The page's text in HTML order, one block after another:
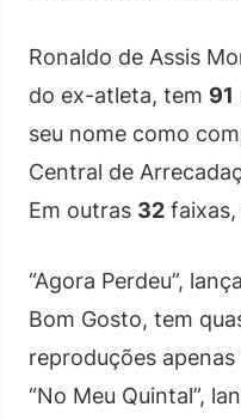
Ronaldo de Assis
do ex-atleta, tem 91
seu nome como
Central de
Em outras 32
“Agora Perdeu”,
Bom Gosto, tem
reproduções
“No Meu Quintal”,